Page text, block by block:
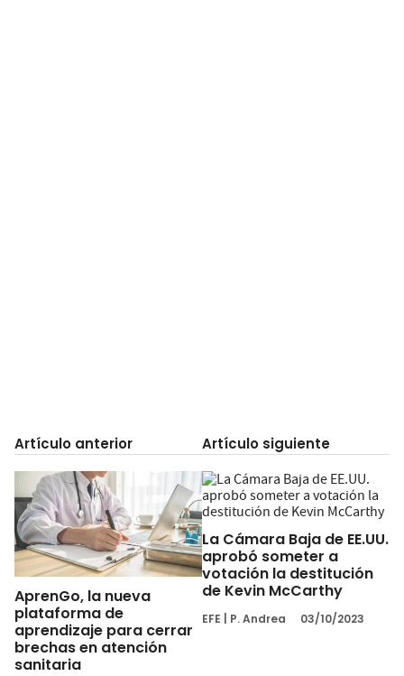
Artículo anterior
AprenGo, la nueva
plataforma de
aprendizaje para cerrar
brechas en atención
sanitaria
Artículo siguiente
La Cámara Baja de EE.UU.
aprobó someter a
votación la destitución
de Kevin McCarthy
EFE P. Andrea 03/10/2023